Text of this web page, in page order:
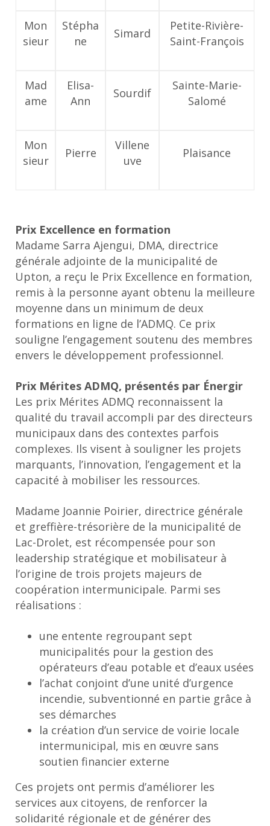
Mon
sieur
Stépha
ne
Simard
Petite-Rivière-
Saint-François
Mad
ame
Elisa-
Ann
Sourdif
Sainte-Marie-
Salomé
Mon
sieur
Pierre
Villene
uve
Plaisance
Prix Excellence en formation
Madame Sarra Ajengui, DMA, directrice
générale adjointe de la municipalité de
Upton, a reçu le Prix Excellence en formation,
remis à la personne ayant obtenu la meilleure
moyenne dans un minimum de deux
formations en ligne de l’ADMQ. Ce prix
souligne l’engagement soutenu des membres
envers le développement professionnel.
Prix Mérites ADMQ, présentés par Énergir
Les prix Mérites ADMQ reconnaissent la
qualité du travail accompli par des directeurs
municipaux dans des contextes parfois
complexes. Ils visent à souligner les projets
marquants, l’innovation, l’engagement et la
capacité à mobiliser les ressources.
Madame Joannie Poirier, directrice générale
et greffière-trésorière de la municipalité de
Lac-Drolet, est récompensée pour son
leadership stratégique et mobilisateur à
l’origine de trois projets majeurs de
coopération intermunicipale. Parmi ses
réalisations :
une entente regroupant sept
municipalités pour la gestion des
opérateurs d’eau potable et d’eaux usées
l’achat conjoint d’une unité d’urgence
incendie, subventionné en partie grâce à
ses démarches
la création d’un service de voirie locale
intermunicipal, mis en œuvre sans
soutien financier externe
Ces projets ont permis d’améliorer les
services aux citoyens, de renforcer la
solidarité régionale et de générer des